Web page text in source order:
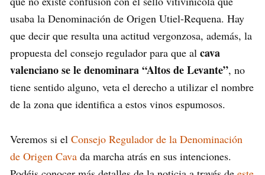
usaba la Denominación de Origen Utiel-Requena. Hay
que decir que resulta una actitud vergonzosa, además, la
propuesta del consejo regulador para que al cava
valenciano se le denominara “Altos de Levante”, no
tiene sentido alguno, veta el derecho a utilizar el nombre
de la zona que identifica a estos vinos espumosos.
Veremos si el Consejo Regulador de la Denominación
de Origen Cava da marcha atrás en sus intenciones.